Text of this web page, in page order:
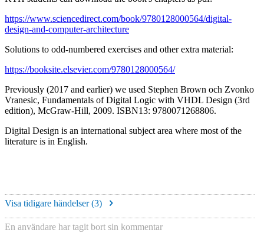
https://www.sciencedirect.com/book/9780128000564/digital-
design-and-computer-architecture
Solutions to odd-numbered exercises and other extra material:
https://booksite.elsevier.com/9780128000564/
Previously (2017 and earlier) we used Stephen Brown och Zvonko
Vranesic, Fundamentals of Digital Logic with VHDL Design (3rd
edition), McGraw-Hill, 2009. ISBN13: 9780071268806.
Digital Design is an international subject area where most of the
literature is in English.
Visa tidigare händelser (3)
En användare har tagit bort sin kommentar